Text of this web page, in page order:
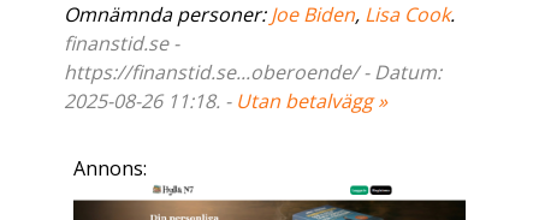
Omnämnda personer:Joe Biden, Lisa Cook.
finanstid.se -
https://finanstid.se...oberoende/ - Datum:
2025-08-26 11:18. - Utan betalvägg »
Annons: